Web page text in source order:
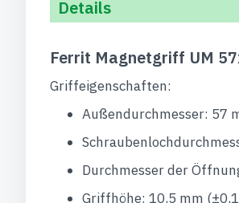
Details
Ferrit Magnetgriff UM
Griffeigenschaften:
Außendurchmesser: 57
Durchmesser der
Griffhöhe: 10,5 mm